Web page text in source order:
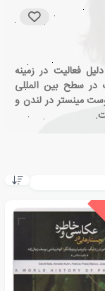
فعالیت در زمینه
در سطح بین المللی
مینستر در لندن و